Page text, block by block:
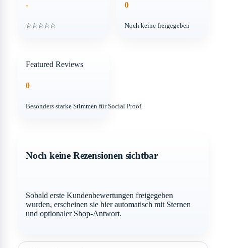
-
☆☆☆☆☆
0
Noch keine freigegeben
Featured Reviews
0
Besonders starke Stimmen für Social Proof.
Noch keine Rezensionen sichtbar
Sobald erste Kundenbewertungen freigegeben
wurden, erscheinen sie hier automatisch mit Sternen
und optionaler Shop-Antwort.